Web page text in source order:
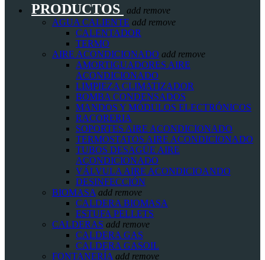
PRODUCTOS add remove
AGUA CALIENTE add remove
CALENTADOR
TERMO
AIRE ACONDICIONADO add remove
AMORTIGUADORES AIRE
ACONDICIONADO
LIMPIEZA CLIMATIZADOR
BOMBA CONDENSADOS
MANDOS Y MÓDULOS ELECTRÓNICOS
RACORERIA
SOPORTES AIRE ACONDICIONADO
TERMOSTATOS AIRE ACONDICIONADO
TUBOS DESAGÜE AIRE
ACONDICIONADO
VÁLVULA AIRE ACONDICIOANDO
DESINFECCIÓN
BIOMASA add remove
CALDERA BIOMASA
ESTUFA PELLETS
CALDERAS add remove
CALDERA GAS
CALDERA GASOIL
FONTANERÍA add remove